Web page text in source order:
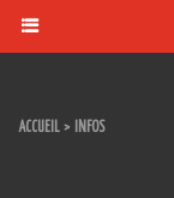
ACCUEIL > INFOS